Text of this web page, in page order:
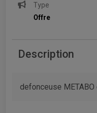
Type
Offre
Description
defonceuse